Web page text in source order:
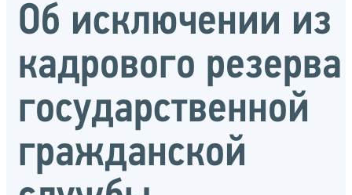
Об исключении из
кадрового резерва
государственной
гражданской